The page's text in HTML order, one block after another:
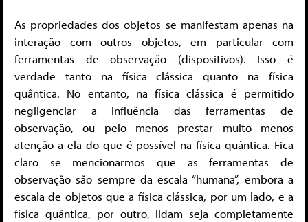
As propriedades dos objetos se manifestam apenas na
interação com outros objetos, em particular com
ferramentas de observação (dispositivos). Isso é
verdade tanto na física clássica quanto na física
quântica. No entanto, na física clássica é permitido
negligenciar a influência das ferramentas de
observação, ou pelo menos prestar muito menos
atenção a ela do que é possível na física quântica. Fica
claro se mencionarmos que as ferramentas de
observação são sempre da escala “humana”, embora a
escala de objetos que a física clássica, por um lado, e a
física quântica, por outro, lidam seja completamente